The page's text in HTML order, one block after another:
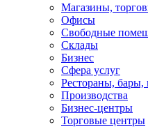
Магазины,
Офисы
Свободные
Склады
Бизнес
Сфера услуг
Рестораны, бары,
Производства
Бизнес-центры
Торговые центры